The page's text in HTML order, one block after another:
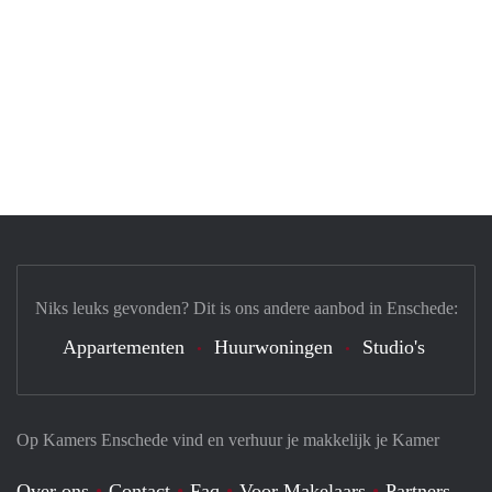
Op Kamers Enschede vind en verhuur je makkelijk je Kamer
Niks leuks gevonden? Dit is ons andere aanbod in Enschede:
Appartementen Huurwoningen Studio's